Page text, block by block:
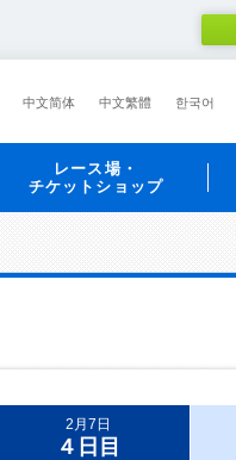
中文简体 中文繁體 한국어
レース場・
チケットショップ
2月7日
４日目